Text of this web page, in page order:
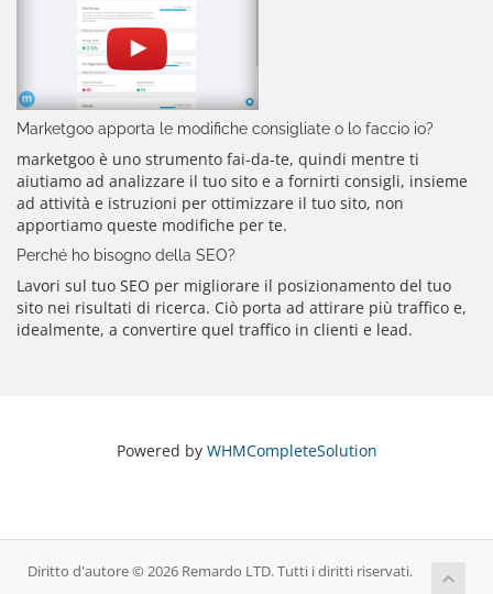
Marketgoo apporta le modifiche consigliate o lo faccio io?
marketgoo è uno strumento fai-da-te, quindi mentre ti
aiutiamo ad analizzare il tuo sito e a fornirti consigli, insieme
ad attività e istruzioni per ottimizzare il tuo sito, non
apportiamo queste modifiche per te.
Perché ho bisogno della SEO?
Lavori sul tuo SEO per migliorare il posizionamento del tuo
sito nei risultati di ricerca. Ciò porta ad attirare più traffico e,
idealmente, a convertire quel traffico in clienti e lead.
Powered by WHMCompleteSolution
Diritto d'autore © 2026 Remardo LTD. Tutti i diritti riservati.